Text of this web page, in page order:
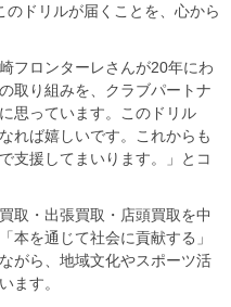
ドリルが届くことを、心から
フロンターレさんが20年にわ
取り組みを、クラブパートナ
思っています。このドリル
れば嬉しいです。これからも
支援してまいります。」とコ
取・出張買取・店頭買取を中
本を通じて社会に貢献する」
がら、地域文化やスポーツ活
ます。